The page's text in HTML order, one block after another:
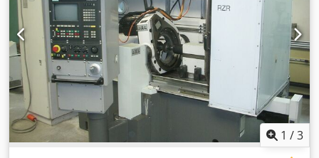
(alle NC-aksjer) mm/grad: 0,001 Tilstillingsslede
Bevegelsesområde (Z-akse vandring) mm: 105
Innmatingsenhet mm: Verktøy Ytre diameter min./maks.
mm: 225/275 Boringsdiameter mm: 160 Bredde mm: 60
Emne Ytre diameter min./maks. mm: 40-150 Modul
min./maks. mm: 1,25-4,0 Tannbredde maks. mm: 45 Vekt
Maskinvekt ca. kg: 5500 Driftsmidler Kjøle-/smøremiddel-
anbefaling, se kap. 8 Hydraulikkvæske HLP D 46 ca. ltr: 100
Turtall og matehastigheter Verktøyturtall (trinnløs
justerbar) maks. 1/min: 2000 Matingshastigheter
1 /3